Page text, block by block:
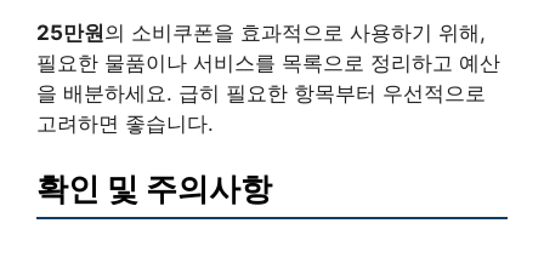
25만원의 소비쿠폰을 효과적으로 사용하기 위해,
필요한 물품이나 서비스를 목록으로 정리하고 예산
을 배분하세요. 급히 필요한 항목부터 우선적으로
고려하면 좋습니다.
확인 및 주의사항